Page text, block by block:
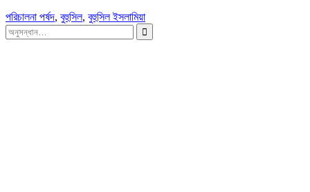
পরিচালনা পর্ষদ, বুহুসিল, বুহুসিল ইসলামিয়া
সন্ধান
করাঃ